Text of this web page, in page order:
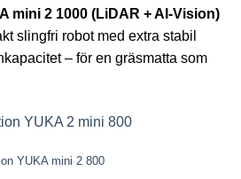
mini 2 1000 (LiDAR + AI-Vision)
slingfri robot med extra stabil
– för en gräsmatta som
YUKA mini 2 800